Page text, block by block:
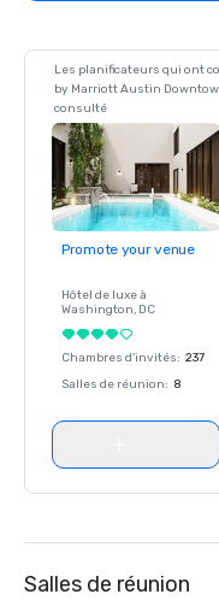
Les planificateurs qui ont
by Marriott Austin
consulté
Promote your venue
Hôtel de luxe à
Washington, DC
Chambres d'invités: 237
Salles de réunion: 8
Salles de réunion